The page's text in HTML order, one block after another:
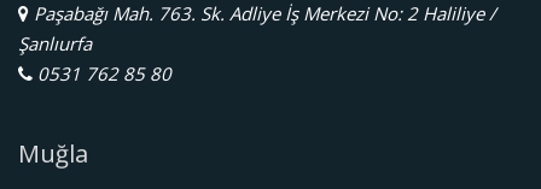
Paşabağı Mah. 763. Sk. Adliye İş Merkezi No: 2 Haliliye /
Şanlıurfa
0531 762 85 80
Muğla